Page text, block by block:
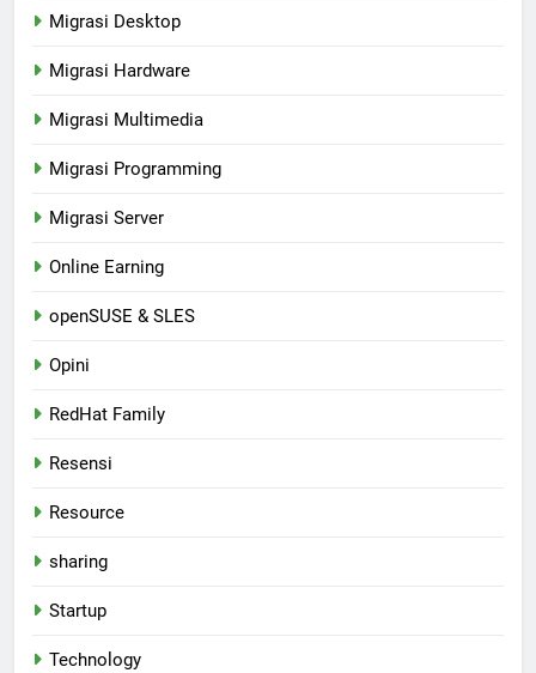
Migrasi Desktop
Migrasi Hardware
Migrasi Multimedia
Migrasi Programming
Migrasi Server
Online Earning
openSUSE & SLES
Opini
RedHat Family
Resensi
Resource
sharing
Startup
Technology